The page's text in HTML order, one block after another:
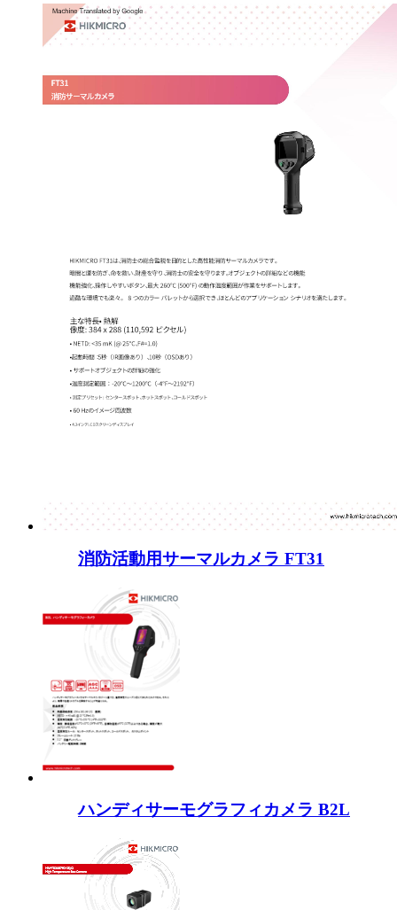
消防活動用サーマルカメラ FT31
ハンディサーモグラフィカメラ B2L